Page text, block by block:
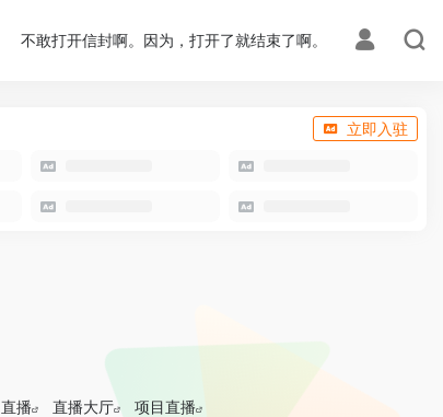
不敢打开信封啊。因为，打开了就结束了啊。
立即入驻
直播 直播大厅
项目直播